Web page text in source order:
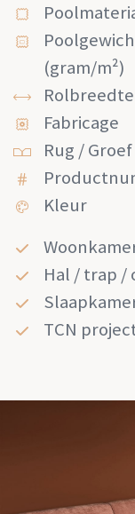
(gram/m²)
Fabricage
Rug / Groef
Kleur
Hal / trap /
TCN